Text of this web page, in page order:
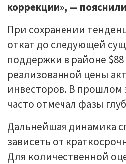
коррекции», —
При сохранении
откат до следующей
поддержки в районе $88
реализованной цены
инвесторов. В прошлом
часто отмечал фазы
Дальнейшая динамика
зависеть от
Для количественной